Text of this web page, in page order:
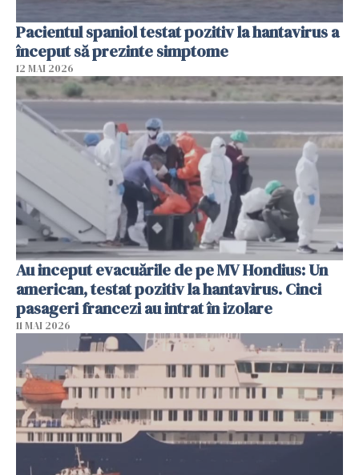
Pacientul spaniol testat pozitiv la hantavirus a
început să prezinte simptome
12 MAI 2026
Au inceput evacuările de pe MV Hondius: Un
american, testat pozitiv la hantavirus. Cinci
pasageri francezi au intrat în izolare
11 MAI 2026